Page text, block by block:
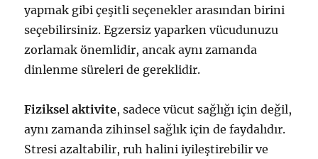
yapmak gibi çeşitli seçenekler arasından birini
seçebilirsiniz. Egzersiz yaparken vücudunuzu
zorlamak önemlidir, ancak aynı zamanda
dinlenme süreleri de gereklidir.
Fiziksel aktivite, sadece vücut sağlığı için değil,
aynı zamanda zihinsel sağlık için de faydalıdır.
Stresi azaltabilir, ruh halini iyileştirebilir ve